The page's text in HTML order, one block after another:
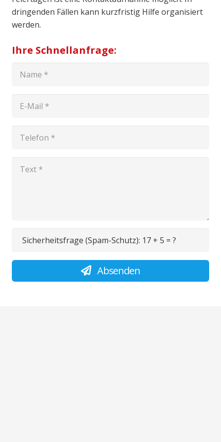
dringenden Fällen kann kurzfristig Hilfe organisiert
werden.
Ihre Schnellanfrage:
Sicherheitsfrage (Spam-Schutz): 17 + 5 = ?
Absenden